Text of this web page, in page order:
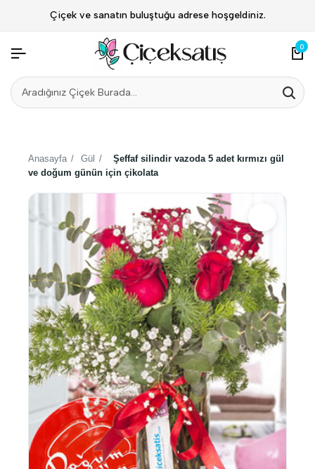
Çiçek ve sanatın buluştuğu adrese hoşgeldiniz.
0
Anasayfa / Gül /
Şeffaf silindir vazoda 5 adet kırmızı gül
ve doğum günün için çikolata